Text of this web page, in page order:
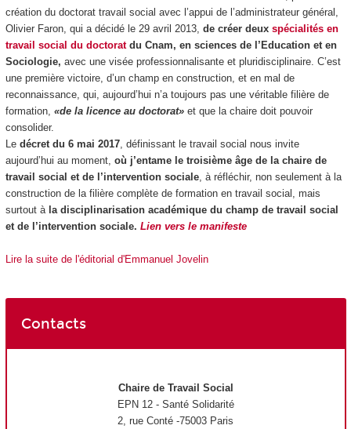
création du doctorat travail social avec l’appui de l’administrateur général,
Olivier Faron, qui a décidé le 29 avril 2013, de créer deux spécialités en
travail social du doctoratdu Cnam, en sciences de l’Education et en
Sociologie, avec une visée professionnalisante et pluridisciplinaire. C’est
une première victoire, d’un champ en construction, et en mal de
reconnaissance, qui, aujourd’hui n’a toujours pas une véritable filière de
formation, «de la licence au doctorat»et que la chaire doit pouvoir
consolider.
Le décret du 6 mai 2017, définissant le travail social nous invite
aujourd’hui au moment, où j’entame le troisième âge de la chaire de
travail social et de l’intervention sociale, à réfléchir, non seulement à la
construction de la filière complète de formation en travail social, mais
surtout à la disciplinarisation académique du champ de travail social
et de l’intervention sociale. Lien vers le manifeste
Lire la suite de l'éditorial d'Emmanuel Jovelin
Contacts
Chaire de Travail Social
EPN 12 - Santé Solidarité
2, rue Conté -75003 Paris